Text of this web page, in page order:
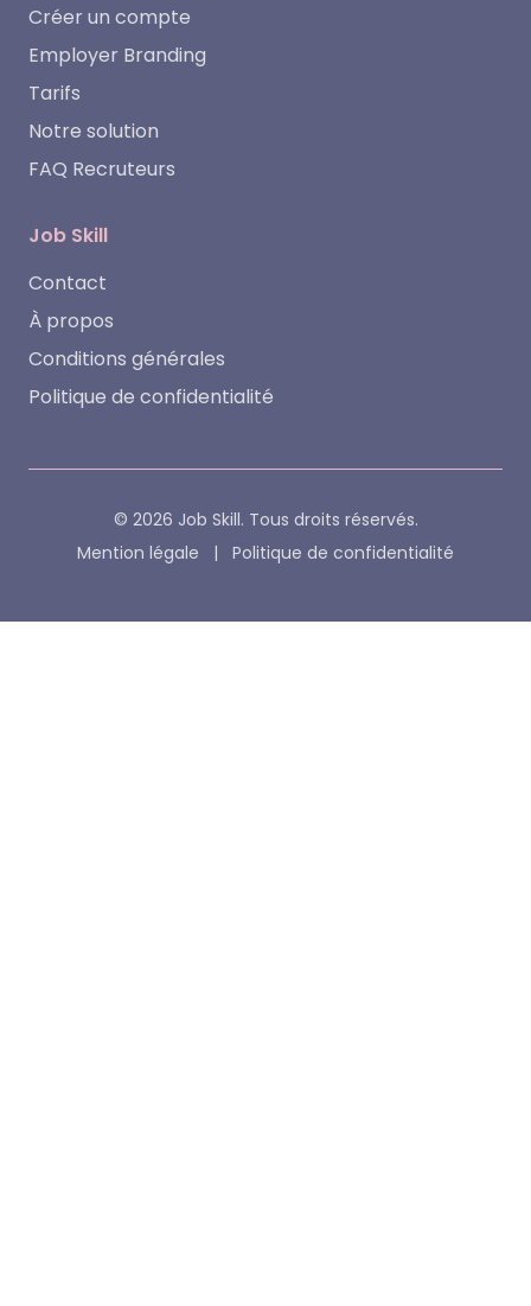
Créer un compte
Employer Branding
Tarifs
Notre solution
FAQ Recruteurs
Job Skill
Contact
À propos
Conditions générales
Politique de confidentialité
© 2026 Job Skill. Tous droits réservés.
Mention légale
| Politique de confidentialité